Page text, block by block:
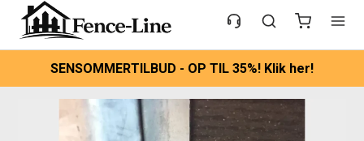
SENSOMMERTILBUD - OP TIL 35%! Klik her!